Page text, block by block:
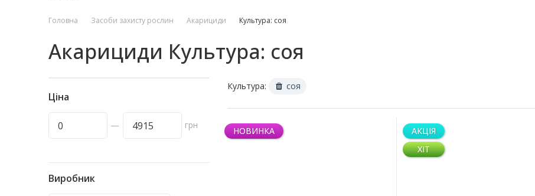
Головна Засоби захисту рослин Акарициди Культура: соя
Акарициди Культура: соя
Ціна
— грн
Виробник
Культура: соя
НОВИНКА
АКЦІЯ
ХІТ